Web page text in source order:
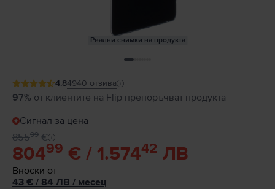
Реални снимки на продукта
4.84940 отзива
97% от клиентите на Flip препоръчват продукта
Сигнал за цена
80499 € / 1.57442 ЛВ
85599 €
Вноски от
43 € / 84 ЛВ / месец